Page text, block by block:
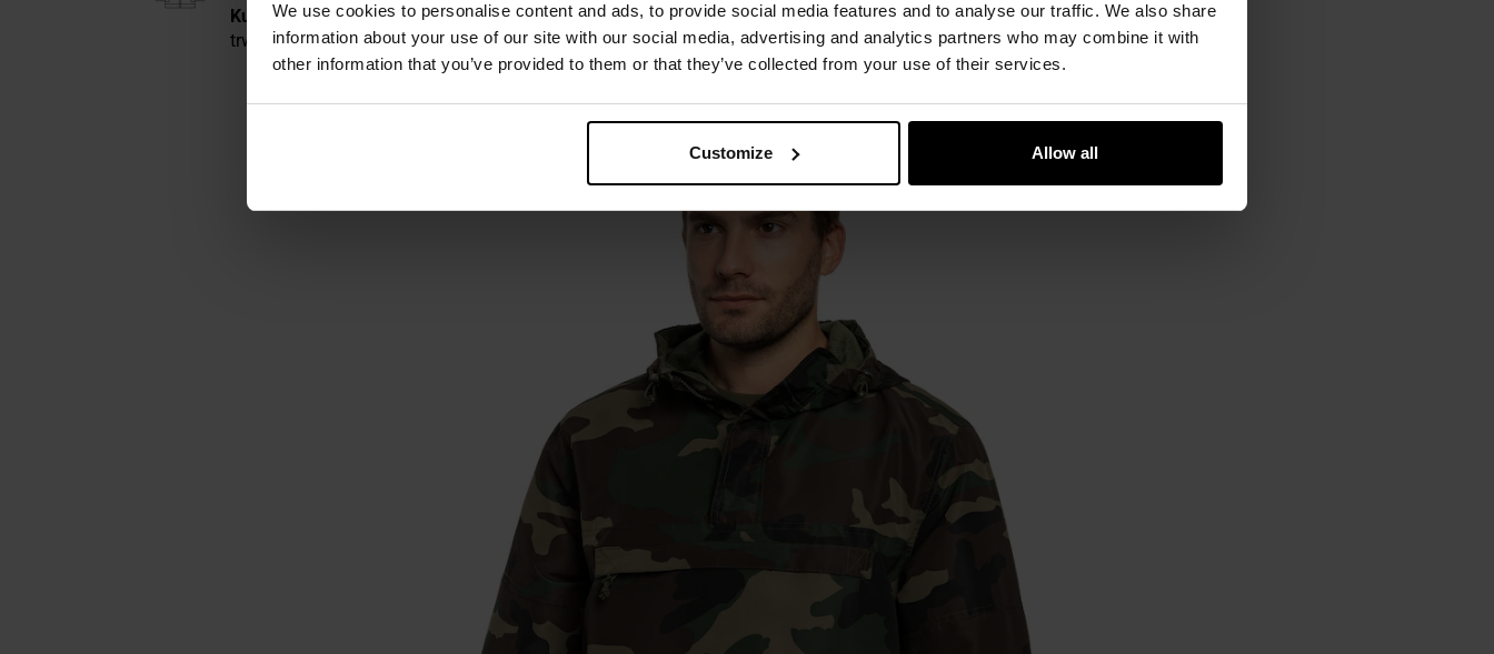
We use cookies to personalise content and ads, to provide social media features and to analyse our traffic. We also share
information about your use of our site with our social media, advertising and analytics partners who may combine it with
other information that you’ve provided to them or that they’ve collected from your use of their services.
Customize Allow all
Kurtka typu wiatrówkaw kamuflażu Woodland, wykonana z lekkiego, wiatro- i wodoodpornego poliestru, który cechuje się
trwałością i odpornością na uszkodzenia mechaniczne.Siatkowa podszewkazapewnia dobrą oddychalność i komfort cieplny.